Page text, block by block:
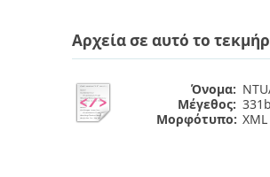
Αρχεία σε αυτό το
Όνομα:
Μέγεθος:
Μορφότυπο: XML